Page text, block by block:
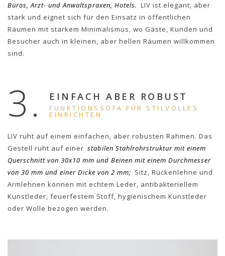
Büros, Arzt- und Anwaltspraxen, Hotels. LIV ist elegant, aber
stark und eignet sich für den Einsatz in öffentlichen
Räumen mit starkem Minimalismus, wo Gäste, Kunden und
Besucher auch in kleinen, aber hellen Räumen willkommen
sind.
3. EINFACH ABER ROBUST
FUNKTIONSSOFA FÜR STILVOLLES
EINRICHTEN
LIV ruht auf einem einfachen, aber robusten Rahmen. Das
Gestell ruht auf einer stabilen Stahlrohrstruktur mit einem
Querschnitt von 30x10 mm und Beinen mit einem Durchmesser
von 30 mm und einer Dicke von 2 mm; Sitz, Rückenlehne und
Armlehnen können mit echtem Leder, antibakteriellem
Kunstleder, feuerfestem Stoff, hygienischem Kunstleder
oder Wolle bezogen werden.